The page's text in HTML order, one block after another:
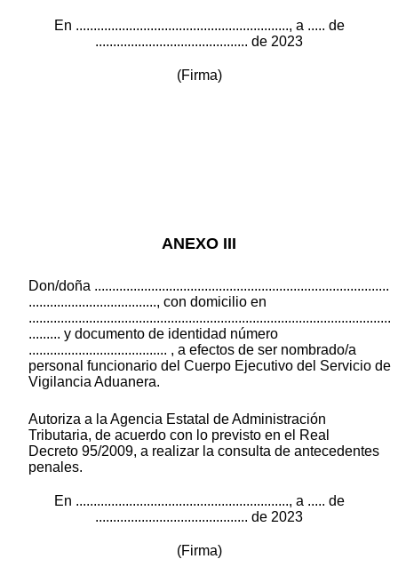
En ............................................................, a ..... de
........................................... de 2023
(Firma)
ANEXO III
Don/doña ...................................................................................
...................................., con domicilio en
......................................................................................................
......... y documento de identidad número
....................................... , a efectos de ser nombrado/a
personal funcionario del Cuerpo Ejecutivo del Servicio de
Vigilancia Aduanera.
Autoriza a la Agencia Estatal de Administración
Tributaria, de acuerdo con lo previsto en el Real
Decreto 95/2009, a realizar la consulta de antecedentes
penales.
En ............................................................, a ..... de
........................................... de 2023
(Firma)